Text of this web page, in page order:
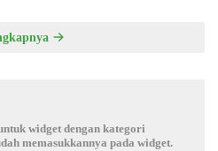
widget dengan kategori
memasukkannya pada widget.